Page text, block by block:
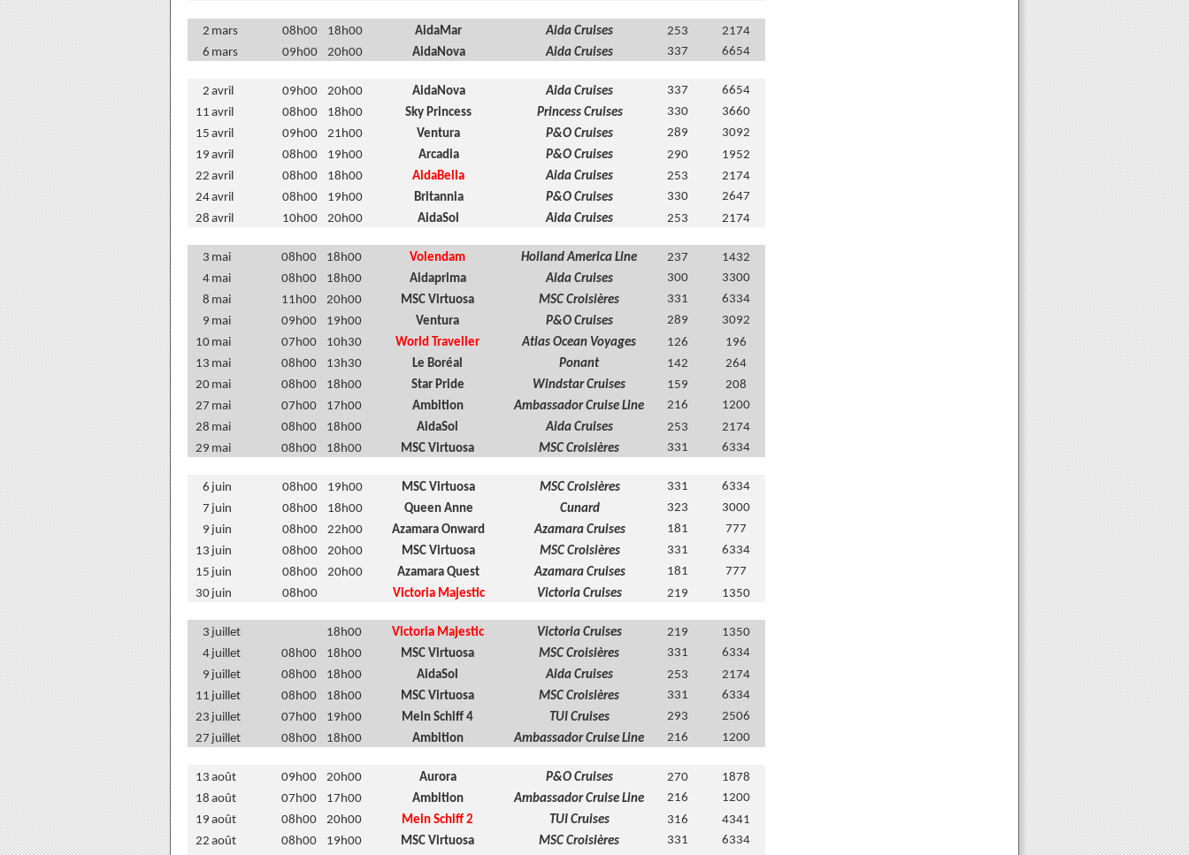
2 mars 08h00 18h00 AidaMar Aida Cruises 253
2174
6 mars 09h00 20h00 AidaNova Aida Cruises 337 6654
2 avril 09h00 20h00 AidaNova Aida Cruises 337
6654
11 avril 08h00 18h00 Sky Princess Princess Cruises 330
3660
15 avril 09h00 21h00 Ventura P&O Cruises 289
3092
19 avril 08h00 19h00 Arcadia P&O Cruises 290
1952
22 avril 08h00 18h00 AidaBella Aida Cruises 253
2174
24avril 08h00 19h00 Britannia P&O Cruises 330
2647
28 avril 10h00 20h00 AidaSol Aida Cruises 253 2174
3 mai 08h00 18h00 Volendam Holland America Line 237
1432
4 mai 08h00 18h00 Aidaprima Aida Cruises 300
3300
8 mai 11h00 20h00 MSC Virtuosa MSC Croisières 331
6334
9 mai 09h00 19h00 Ventura P&O Cruises 289
3092
10 mai 07h00 10h30 World Traveller Atlas Ocean Voyages 126
196
13 mai 08h00 13h30 Le Boréal Ponant 142
264
20 mai 08h00 18h00 Star Pride Windstar Cruises 159
208
27 mai 07h00 17h00 Ambition Ambassador Cruise Line 216
1200
28 mai 08h00 18h00 AidaSol Aida Cruises 253
2174
29 mai 08h00 18h00 MSC Virtuosa MSC Croisières 331 6334
6 juin 08h00 19h00 MSC Virtuosa MSC Croisières 331
6334
7 juin 08h00 18h00 Queen Anne Cunard 323
3000
9 juin 08h00 22h00 Azamara Onward Azamara Cruises 181
777
13 juin 08h00 20h00 MSC Virtuosa MSC Croisières 331
6334
15 juin 08h00 20h00 Azamara Quest Azamara Cruises 181
777
30 juin 08h00 Victoria Majestic Victoria Cruises 219 1350
3 juillet 18h00 Victoria Majestic Victoria Cruises 219
1350
4 juillet 08h00 18h00 MSC Virtuosa MSC Croisières 331
6334
9 juillet 08h00 18h00 AidaSol Aida Cruises 253
2174
11 juillet 08h00 18h00 MSC Virtuosa MSC Croisières 331
6334
23 juillet 07h00 19h00 Mein Schiff 4 TUI Cruises 293
2506
27 juillet 08h00 18h00 Ambition Ambassador Cruise Line 216 1200
13 août 09h00 20h00 Aurora P&O Cruises 270
1878
18 août 07h00 17h00 Ambition Ambassador Cruise Line 216
1200
19 août 08h00 20h00 Mein Schiff 2 TUI Cruises 316
4341
22 août 08h00 19h00 MSC Virtuosa MSC Croisières 331
6334